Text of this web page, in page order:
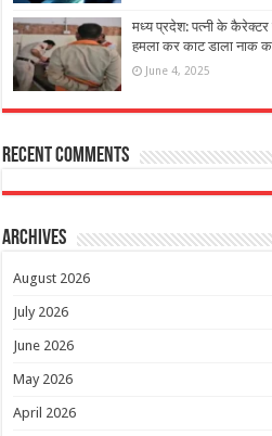
मध्य प्रदेश: पत्नी के
हमला कर काट डाला नाक
June 4, 2025
Recent Comments
Archives
August 2026
July 2026
June 2026
May 2026
April 2026